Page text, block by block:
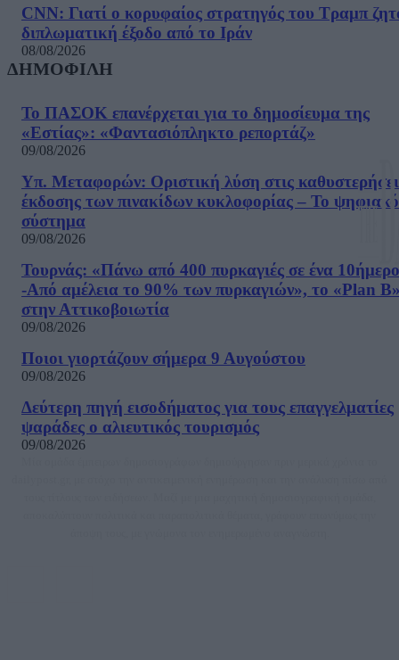
CNN: Γιατί ο κορυφαίος στρατηγός του Τραμπ
διπλωματική έξοδο από το Ιράν
08/08/2026
ΔΗΜΟΦΙΛΗ
Το ΠΑΣΟΚ επανέρχεται για το δημοσίευμα της
«Εστίας»: «Φαντασιόπληκτο ρεπορτάζ»
09/08/2026
Υπ. Μεταφορών: Οριστική λύση στις
έκδοσης των πινακίδων κυκλοφορίας – Το ψηφιακό
σύστημα
09/08/2026
Τουρνάς: «Πάνω από 400 πυρκαγιές σε ένα 10ήμερο
-Από αμέλεια το 90% των πυρκαγιών», το «Plan
στην Αττικοβοιωτία
09/08/2026
Ποιοι γιορτάζουν σήμερα 9 Αυγούστου
09/08/2026
Δεύτερη πηγή εισοδήματος για τους επαγγελματίες
ψαράδες ο αλιευτικός τουρισμός
09/08/2026